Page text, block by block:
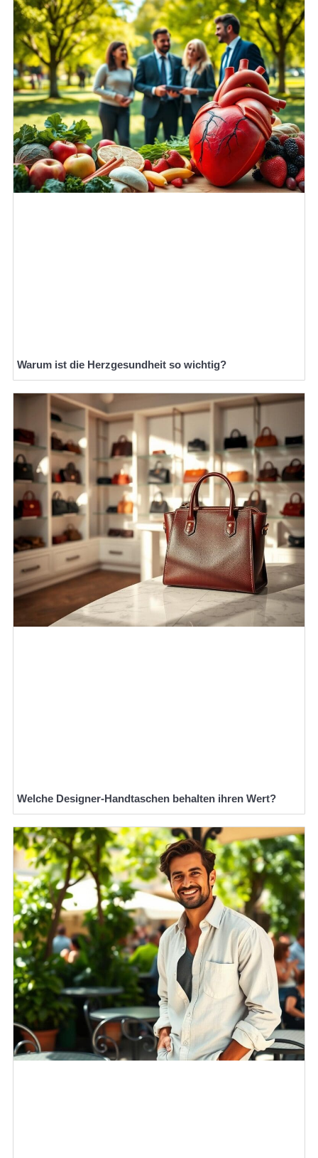
Warum ist die Herzgesundheit so wichtig?
Welche Designer-Handtaschen behalten ihren Wert?